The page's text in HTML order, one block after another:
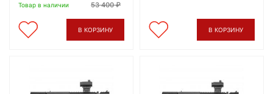
Товар в наличии 53 400
В КОРЗИНУ В КОРЗИНУ